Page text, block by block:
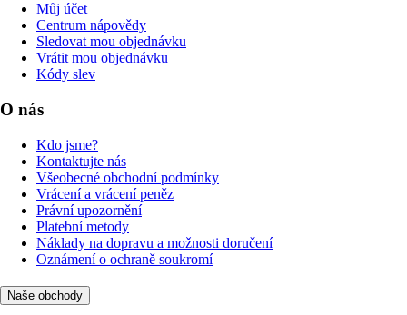
Můj účet
Centrum nápovědy
Sledovat mou objednávku
Vrátit mou objednávku
Kódy slev
O nás
Kdo jsme?
Kontaktujte nás
Všeobecné obchodní podmínky
Vrácení a vrácení peněz
Právní upozornění
Platební metody
Náklady na dopravu a možnosti doručení
Oznámení o ochraně soukromí
Naše obchody